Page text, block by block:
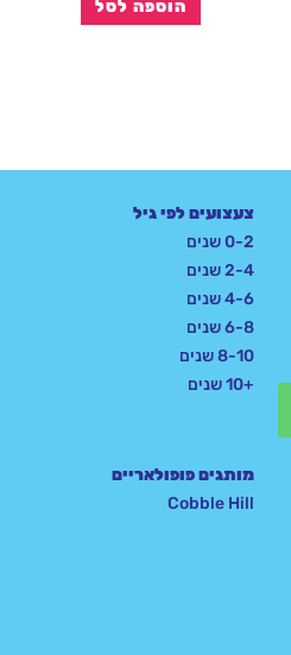
הוספה לסל
צעצועים לפי גיל
0-2 שנים
2-4 שנים
4-6 שנים
6-8 שנים
8-10 שנים
+10 שנים
מותגים פופולאריים
Cobble Hill